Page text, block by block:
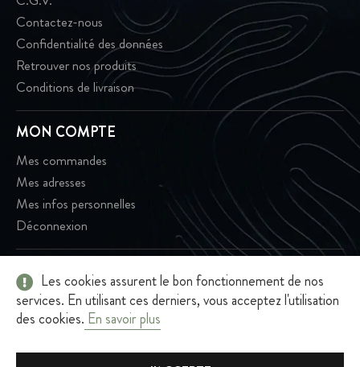
Les cookies assurent le bon fonctionnement de nos
services. En utilisant ces derniers, vous acceptez l'utilisation
des cookies. En savoir plus
Contactez-nous
Confidentialité des données
Retrouver nos produits
Conditions de livraison
MON COMPTE
Mes commandes
Mes adresses
Mes infos personnelles
Déconnexion
2026 - Terroir Café - Tous droits réservés - Terroir Café - 301 rue
Jacques Cellier, 73100 Grésy-sur-Aix